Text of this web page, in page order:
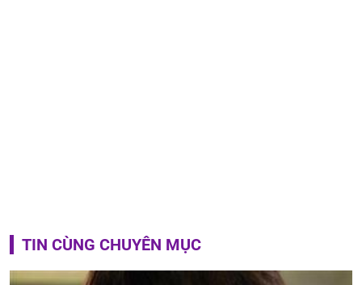
TIN CÙNG CHUYÊN MỤC